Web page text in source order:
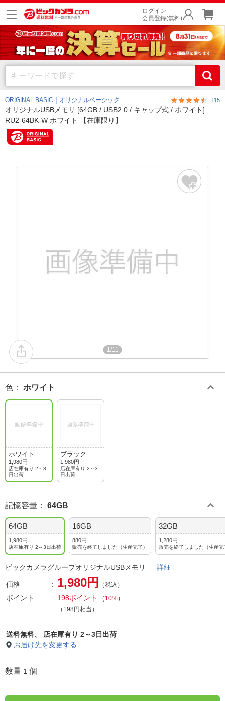
ログイン
会員登録(無料)
ORIGINAL BASIC｜オリジナルベーシック 115
オリジナルUSBメモリ [64GB / USB2.0 / キャップ式 / ホワイト]
RU2-64BK-W ホワイト 【在庫限り】
1/11
色 ： ホワイト
ホワイト
1,980円
店在庫有り 2～3
日出荷
ブラック
1,980円
店在庫有り 2～3
日出荷
記憶容量 ： 64GB
64GB
1,980円
店在庫有り 2～3日出荷
16GB
880円
販売を終了しました（生産完了）
32GB
1,280円
販売を終了しました（生産完
ビックカメラグループオリジナルUSBメモリ 詳細
価格 1,980円 （税込）
ポイント 198ポイント （ 10%）
（198円相当）
送料無料、
店在庫有り 2～3日出荷
お届け先を変更する
数量 1 個